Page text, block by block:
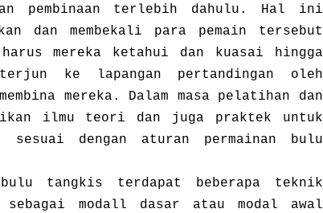
pembinaan terlebih dahulu. Hal ini
dan membekali para pemain tersebut
mereka ketahui dan kuasai hingga
ke lapangan pertandingan oleh
mereka. Dalam masa pelatihan dan
ilmu teori dan juga praktek untuk
sesuai dengan aturan permainan bulu
bulu tangkis terdapat beberapa teknik
modall dasar atau modal awal